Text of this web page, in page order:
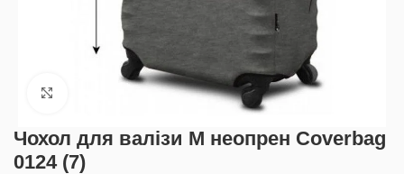
Клацніть, щоб збільшити
Чохол для валізи M неопрен Coverbag
0124 (7)